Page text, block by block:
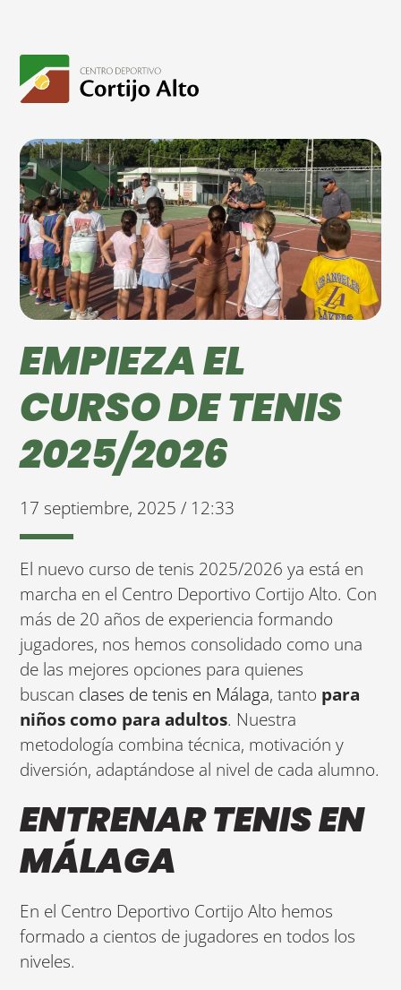
EMPIEZA EL
CURSO DE TENIS
2025/2026
17 septiembre, 2025 / 12:33
El nuevo curso de tenis 2025/2026 ya está en
marcha en el Centro Deportivo Cortijo Alto. Con
más de 20 años de experiencia formando
jugadores, nos hemos consolidado como una
de las mejores opciones para quienes
buscan clases de tenis en Málaga, tanto para
niños como para adultos. Nuestra
metodología combina técnica, motivación y
diversión, adaptándose al nivel de cada alumno.
ENTRENAR TENIS EN
MÁLAGA
En el Centro Deportivo Cortijo Alto hemos
formado a cientos de jugadores en todos los
niveles.